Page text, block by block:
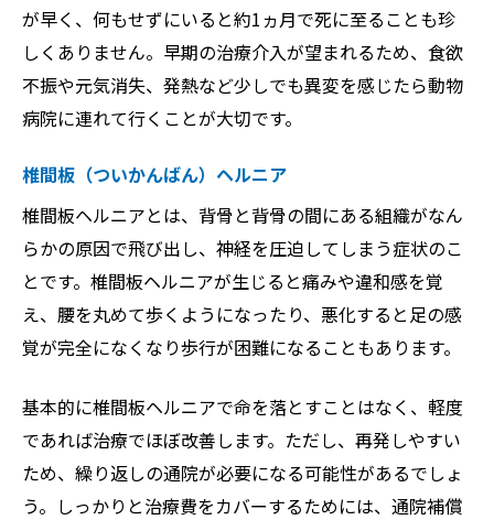
が早く、何もせずにいると約1ヵ月で死に至ることも珍
しくありません。早期の治療介入が望まれるため、食欲
不振や元気消失、発熱など少しでも異変を感じたら動物
病院に連れて行くことが大切です。
椎間板（ついかんばん）ヘルニア
椎間板ヘルニアとは、背骨と背骨の間にある組織がなん
らかの原因で飛び出し、神経を圧迫してしまう症状のこ
とです。椎間板ヘルニアが生じると痛みや違和感を覚
え、腰を丸めて歩くようになったり、悪化すると足の感
覚が完全になくなり歩行が困難になることもあります。
基本的に椎間板ヘルニアで命を落とすことはなく、軽度
であれば治療でほぼ改善します。ただし、再発しやすい
ため、繰り返しの通院が必要になる可能性があるでしょ
う。しっかりと治療費をカバーするためには、通院補償